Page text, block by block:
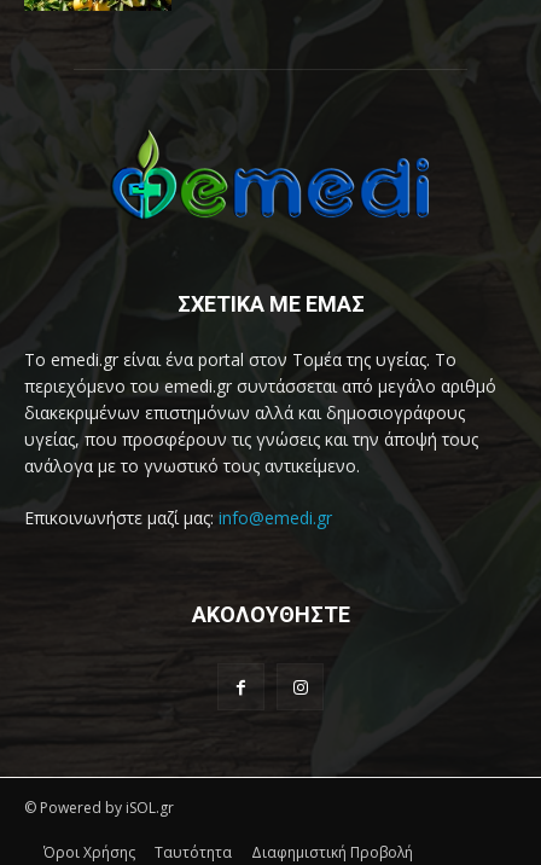
ΣΧΕΤΙΚΑ ΜΕ ΕΜΑΣ
Το emedi.gr είναι ένα portal στον Τομέα της υγείας. Το
περιεχόμενο του emedi.gr συντάσσεται από μεγάλο αριθμό
διακεκριμένων επιστημόνων αλλά και δημοσιογράφους
υγείας, που προσφέρουν τις γνώσεις και την άποψή τους
ανάλογα με το γνωστικό τους αντικείμενο.
Επικοινωνήστε μαζί μας: info@emedi.gr
ΑΚΟΛΟΥΘΗΣΤΕ
© Powered by iSOL.gr
Όροι Χρήσης Ταυτότητα Διαφημιστική Προβολή